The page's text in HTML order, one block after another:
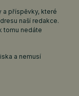
a příspěvky, které
naší redakce.
tomu nedáte
a nemusí